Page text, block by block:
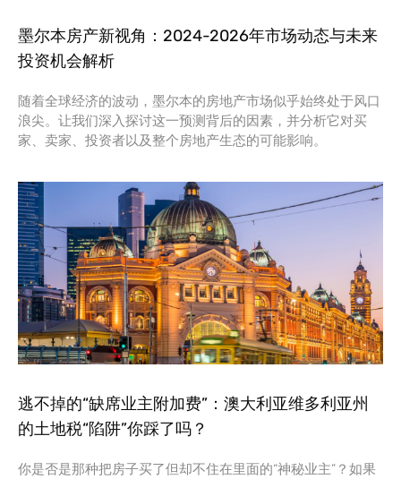
墨尔本房产新视角：2024-2026年市场动态与未来
投资机会解析
随着全球经济的波动，墨尔本的房地产市场似乎始终处于风口
浪尖。让我们深入探讨这一预测背后的因素，并分析它对买
家、卖家、投资者以及整个房地产生态的可能影响。
逃不掉的“缺席业主附加费”：澳大利亚维多利亚州
的土地税“陷阱”你踩了吗？
你是否是那种把房子买了但却不住在里面的“神秘业主”？如果